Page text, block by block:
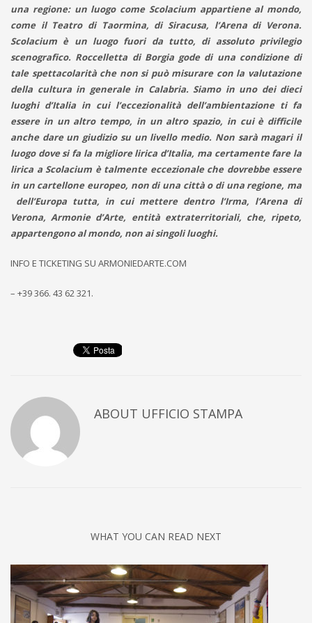
una regione: un luogo come Scolacium appartiene al mondo,
come il Teatro di Taormina, di Siracusa, l’Arena di Verona.
Scolacium è un luogo fuori da tutto, di assoluto privilegio
scenografico. Roccelletta di Borgia gode di una condizione di
tale spettacolarità che non si può misurare con la valutazione
della cultura in generale in Calabria. Siamo in uno dei dieci
luoghi d’Italia in cui l’eccezionalità dell’ambientazione ti fa
essere in un altro tempo, in un altro spazio, in cui è difficile
anche dare un giudizio su un livello medio. Non sarà magari il
luogo dove si fa la migliore lirica d’Italia, ma certamente fare la
lirica a Scolacium è talmente eccezionale che dovrebbe essere
in un cartellone europeo, non di una città o di una regione, ma
dell’Europa tutta, in cui mettere dentro l’Irma, l’Arena di
Verona, Armonie d’Arte, entità extraterritoriali, che, ripeto,
appartengono al mondo, non ai singoli luoghi.
INFO E TICKETING SU ARMONIEDARTE.COM
– +39 366. 43 62 321.
ABOUT UFFICIO STAMPA
WHAT YOU CAN READ NEXT